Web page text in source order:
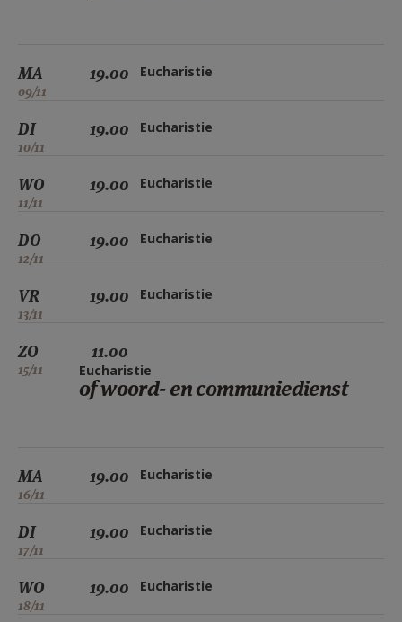
MA
09/11
19.00 Eucharistie
DI
10/11
19.00 Eucharistie
WO
11/11
19.00 Eucharistie
DO
12/11
19.00 Eucharistie
VR
13/11
19.00 Eucharistie
ZO
15/11
11.00
Eucharistie
of woord- en communiedienst
MA
16/11
19.00 Eucharistie
DI
17/11
19.00 Eucharistie
WO
18/11
19.00 Eucharistie